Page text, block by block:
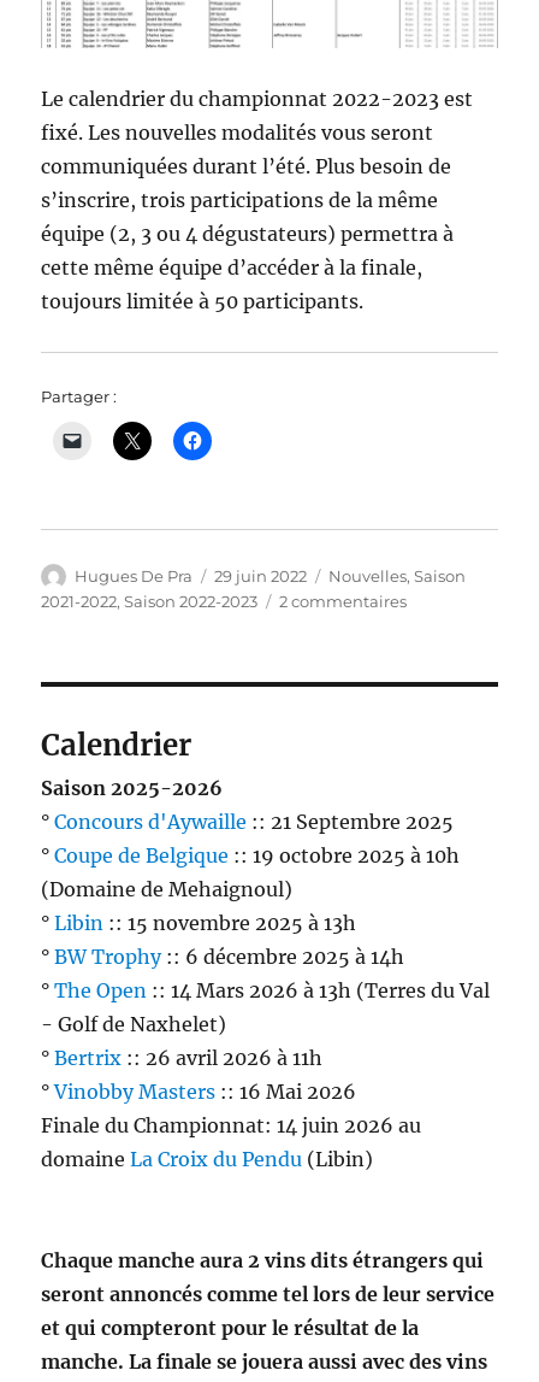
Le calendrier du championnat 2022-2023 est
fixé. Les nouvelles modalités vous seront
communiquées durant l’été. Plus besoin de
s’inscrire, trois participations de la même
équipe (2, 3 ou 4 dégustateurs) permettra à
cette même équipe d’accéder à la finale,
toujours limitée à 50 participants.
Partager :
Auteur
Hugues De Pra
Publié
le
29 juin 2022 Catégories
Nouvelles,Saison
2021-2022,Saison 2022-2023 2 commentairessur
roues
Calendrier
Saison 2025-2026
°Concours d'Aywaille :: 21 Septembre 2025
°Coupe de Belgique :: 19 octobre 2025 à 10h
(Domaine de Mehaignoul)
°Libin :: 15 novembre 2025 à 13h
°BW Trophy:: 6 décembre 2025 à 14h
°The Open :: 14 Mars 2026 à 13h (Terres du Val
- Golf de Naxhelet)
°Bertrix :: 26 avril 2026 à 11h
°Vinobby Masters :: 16 Mai 2026
Finale du Championnat: 14 juin 2026 au
domaineLa Croix du Pendu (Libin)
Chaque manche aura 2 vins dits étrangers qui
seront annoncés comme tel lors de leur service
et qui compteront pour le résultat de la
manche. La finale se jouera aussi avec des vins